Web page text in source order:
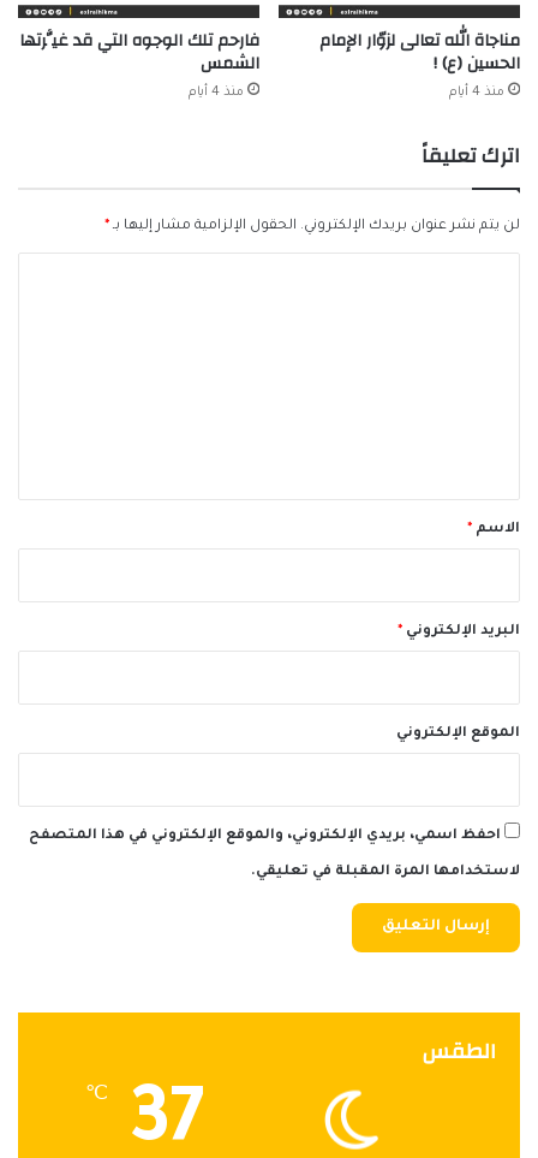
مناجاة الله تعالى لزوّار الإمام
الحسين (ع) !
منذ 4 أيام
فارحم تلك الوجوه التي قد غيَّرتها
الشمس
منذ 4 أيام
اترك تعليقاً
لن يتم نشر عنوان بريدك الإلكتروني. الحقول الإلزامية مشار إليها بـ *
*الاسم *
البريد الإلكتروني *
الموقع الإلكتروني
احفظ اسمي، بريدي الإلكتروني، والموقع الإلكتروني في هذا المتصفح
لاستخدامها المرة المقبلة في تعليقي.
الطقس
37
℃